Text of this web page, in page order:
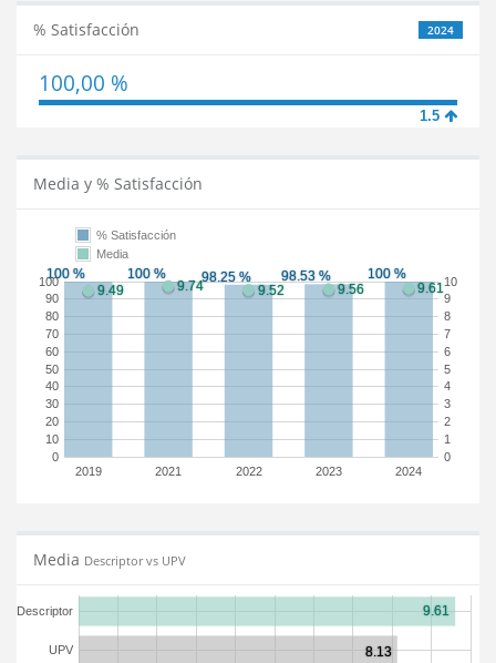
2024
% Satisfacción
100,00 %
1.5
Media y % Satisfacción
2019 2021 2022 2023 2024
0
10
20
30
40
50
60
70
80
90
100
0
1
2
3
4
5
6
7
8
9
10
% Satisfacción
Media
Media Descriptor vs UPV
UPV
Descriptor